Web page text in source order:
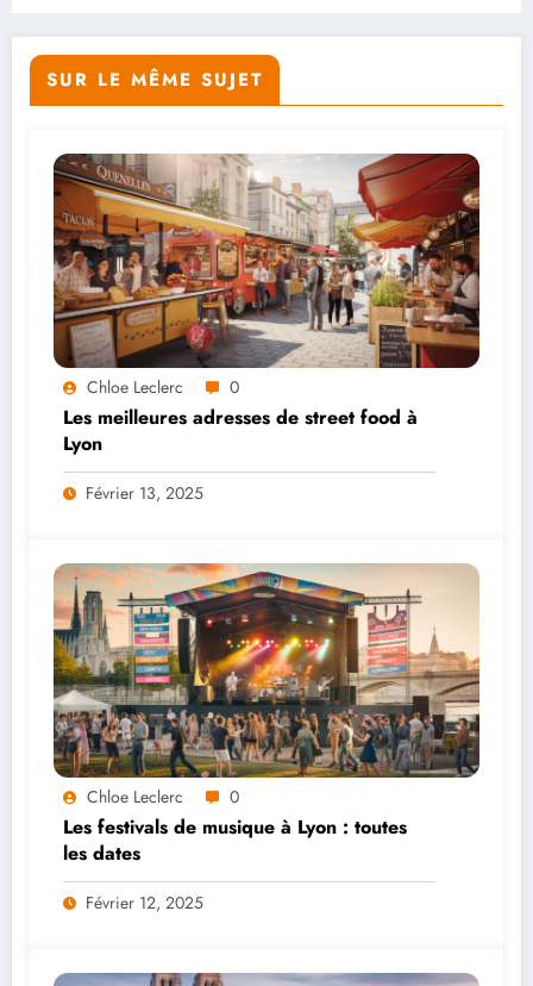
SUR LE MÊME SUJET
Chloe Leclerc 0
Les meilleures adresses de street food à
Lyon
Février 13, 2025
Chloe Leclerc 0
Les festivals de musique à Lyon : toutes
les dates
Février 12, 2025